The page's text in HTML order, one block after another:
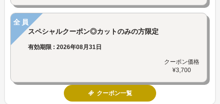
全員
スペシャルクーポン◎カットのみの方限定
有効期限 : 2026年08月31日
クーポン価格
¥3,700
クーポン一覧